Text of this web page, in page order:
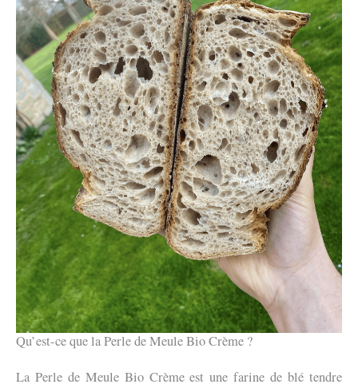
Qu’est-ce que la Perle de Meule Bio Crème ?
La Perle de Meule Bio Crème est une farine de blé tendre